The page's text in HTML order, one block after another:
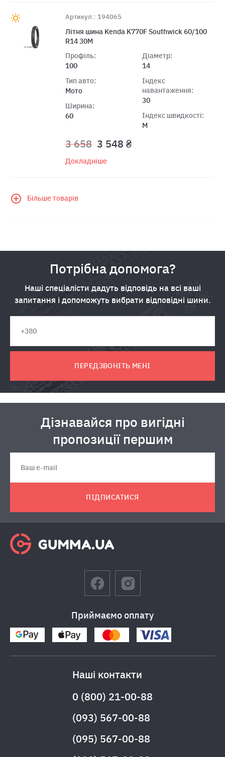
Артикул:: 194065
Лiтня шина Kenda K770F Southwick 60/100
R14 30M
Профіль:
100
Тип авто:
Мото
Ширина:
60
Діаметр:
14
Індекс
навантаження:
30
Індекс швидкості:
M
3 658 3 548 ₴
Докладніше
Більше товарів
Потрібна допомога?
Наші спеціалісти дадуть відповідь на всі ваші
запитання і допоможуть вибрати відповідні шини.
ПЕРЕДЗВОНІТЬ МЕНІ
Дізнавайся про вигідні
пропозиції першим
ПІДПИСАТИСЯ
Приймаємо оплату
Наші контакти
0 (800) 21-00-88
(093) 567-00-88
(095) 567-00-88